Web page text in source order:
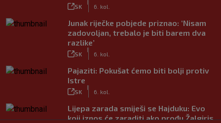
SK 6. kol.
Junak riječke pobjede priznao: ‘Nisam
zadovoljan, trebalo je biti barem dva
razlike’
SK 6. kol.
Pajaziti: Pokušat ćemo biti bolji protiv
Istre
SK 6. kol.
Lijepa zarada smiješi se Hajduku: Evo
koji iznos će zaraditi ako prođu Žalgiris